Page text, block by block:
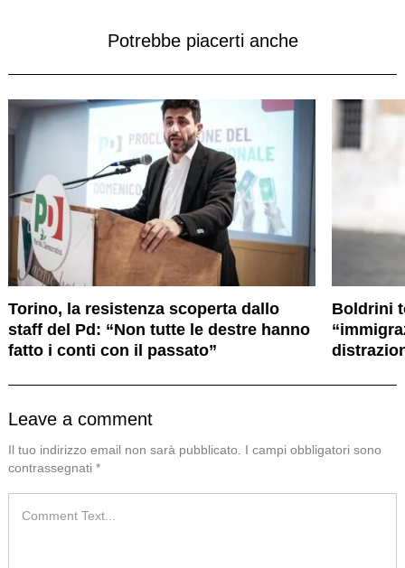
Potrebbe piacerti anche
Torino, la resistenza scoperta dallo
staff del Pd: “Non tutte le destre hanno
fatto i conti con il passato”
Boldrini
Leave a comment
Il tuo indirizzo email non sarà pubblicato.
I campi obbligatori sono
contrassegnati *